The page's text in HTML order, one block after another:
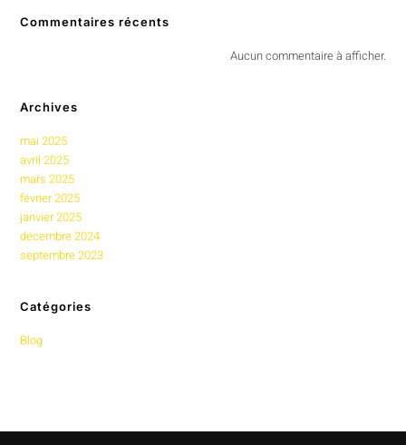
Commentaires récents
Aucun commentaire à afficher.
Archives
mai 2025
avril 2025
mars 2025
février 2025
janvier 2025
décembre 2024
septembre 2023
Catégories
Blog